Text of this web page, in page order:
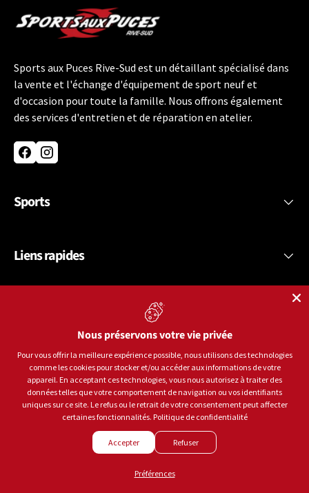
Sports aux Puces Rive-Sud est un détaillant spécialisé dans
la vente et l'échange d'équipement de sport neuf et
d'occasion pour toute la famille. Nous offrons également
des services d'entretien et de réparation en atelier.
FacebookInstagram
Sports
Liens rapides
Inscrivez-vous à notre infolettre et obtenez 10$ de
Recevez des offres spéciales et des conseils d’experts.
Nous préservons votre vie privée
Pour vous offrir la meilleure expérience possible, nous utilisons des technologies
comme les cookies pour stocker et/ou accéder aux informations de votre
appareil. En acceptant ces technologies, vous nous autorisez à traiter des
données telles que votre comportement de navigation ou vos identifiants
uniques sur ce site. Le refus ou le retrait de votre consentement peut affecter
certaines fonctionnalités. Politique de confidentialité
Accepter Refuser
Préférences